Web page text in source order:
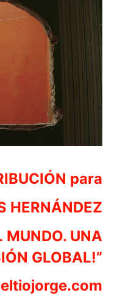
para
HERNÁNDEZ
MUNDO. UNA
GLOBAL!”
eltiojorge.com